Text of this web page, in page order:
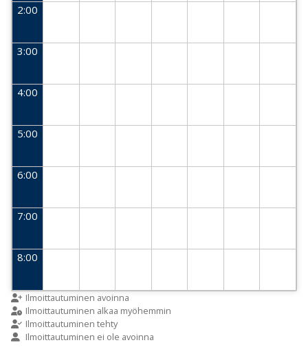
2:00
3:00
4:00
5:00
6:00
7:00
8:00
9:00
10:00
Ilmoittautuminen avoinna
Ilmoittautuminen alkaa myöhemmin
Ilmoittautuminen tehty
Ilmoittautuminen ei ole avoinna